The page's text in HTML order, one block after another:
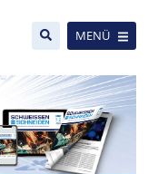
MENÜ